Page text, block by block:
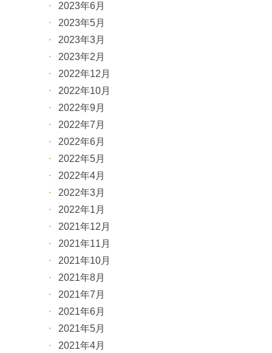
2023年6月
2023年5月
2023年3月
2023年2月
2022年12月
2022年10月
2022年9月
2022年7月
2022年6月
2022年5月
2022年4月
2022年3月
2022年1月
2021年12月
2021年11月
2021年10月
2021年8月
2021年7月
2021年6月
2021年5月
2021年4月